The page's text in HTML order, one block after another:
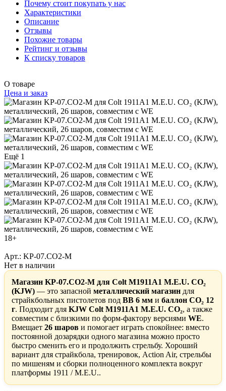
Почему стоит покупать у нас
Характеристики
Описание
Отзывы
Похожие товары
Рейтинг и отзывы
К списку товаров
О товаре
Цена и заказ
Ещё 1
18+
Арт.: KP-07.CO2-M
Нет в наличии
Магазин KP-07.CO2-M для Colt M1911A1 M.E.U. CO₂
(KJW) — это запасной металлический магазин для
страйкбольных пистолетов под BB 6 мм и баллон CO₂ 12
г. Подходит для KJW Colt M1911A1 M.E.U. CO₂, а также
совместим с близкими по форм-фактору версиями WE.
Вмещает 26 шаров и помогает играть спокойнее: вместо
постоянной дозарядки одного магазина можно просто
быстро сменить его и продолжить стрельбу. Хороший
вариант для страйкбола, тренировок, Action Air, стрельбы
по мишеням и сборки полноценного комплекта вокруг
платформы 1911 / M.E.U..